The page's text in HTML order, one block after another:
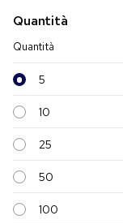
Quantità
Quantità
5
10
25
50
100